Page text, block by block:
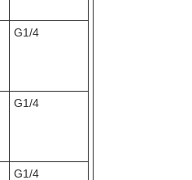
G1/4
G1/4
G1/4